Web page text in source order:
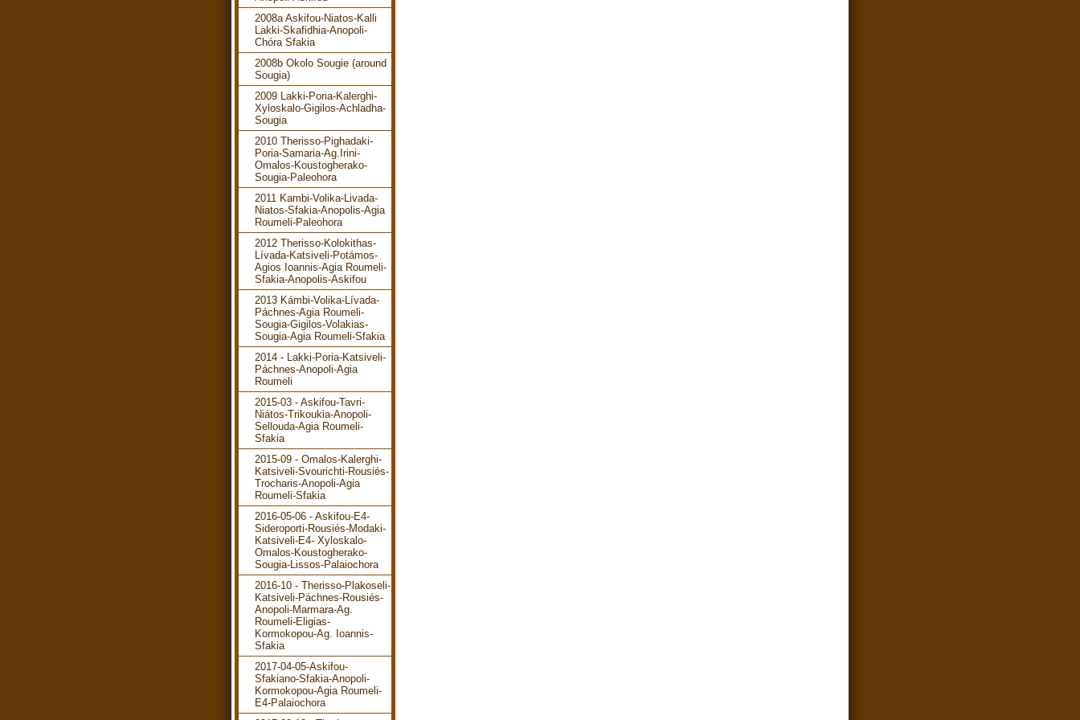
2008a Askifou-Niatos-Kalli
Lakki-Skafidhia-Anopoli-
Chóra Sfakia
2008b Okolo Sougie (around
Sougia)
2009 Lakki-Poria-Kalerghi-
Xyloskalo-Gigilos-Achladha-
Sougia
2010 Therisso-Pighadaki-
Poria-Samaria-Ag.Irini-
Omalos-Koustogherako-
Sougia-Paleohora
2011 Kambi-Volika-Livada-
Niatos-Sfakia-Anopolis-Agia
Roumeli-Paleohora
2012 Therisso-Kolokithas-
Lívada-Katsiveli-Potámos-
Agios Ioannis-Agia Roumeli-
Sfakia-Anopolis-Askifou
2013 Kámbi-Volika-Lívada-
Páchnes-Agia Roumeli-
Sougia-Gigilos-Volakias-
Sougia-Agia Roumeli-Sfakia
2014 - Lakki-Poria-Katsiveli-
Páchnes-Anopoli-Agia
Roumeli
2015-03 - Askifou-Tavri-
Niátos-Trikoukia-Anopoli-
Sellouda-Agia Roumeli-
Sfakia
2015-09 - Omalos-Kalerghi-
Katsiveli-Svourichti-Rousiés-
Trocharis-Anopoli-Agia
Roumeli-Sfakia
2016-05-06 - Askifou-E4-
Sideroporti-Rousiés-Modaki-
Katsiveli-E4- Xyloskalo-
Omalos-Koustogherako-
Sougia-Lissos-Palaiochora
2016-10 - Therisso-Plakoseli-
Katsiveli-Páchnes-Rousiés-
Anopoli-Marmara-Ag.
Roumeli-Eligias-
Kormokopou-Ag. Ioannis-
Sfakia
2017-04-05-Askifou-
Sfakiano-Sfakia-Anopoli-
Kormokopou-Agia Roumeli-
E4-Palaiochora